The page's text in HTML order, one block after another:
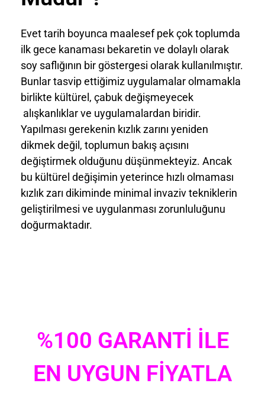
Evet tarih boyunca maalesef pek çok toplumda
ilk gece kanaması bekaretin ve dolaylı olarak
soy saflığının bir göstergesi olarak kullanılmıştır.
Bunlar tasvip ettiğimiz uygulamalar olmamakla
birlikte kültürel, çabuk değişmeyecek
alışkanlıklar ve uygulamalardan biridir.
Yapılması gerekenin kızlık zarını yeniden
dikmek değil, toplumun bakış açısını
değiştirmek olduğunu düşünmekteyiz. Ancak
bu kültürel değişimin yeterince hızlı olmaması
kızlık zarı dikiminde minimal invaziv tekniklerin
geliştirilmesi ve uygulanması zorunluluğunu
doğurmaktadır.
%100 GARANTİ İLE
EN UYGUN FİYATLA